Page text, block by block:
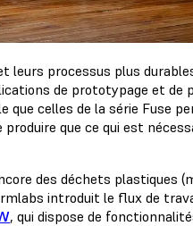
leurs processus plus
de prototypage et de
celles de la série Fuse
que ce qui est
des déchets plastiques
introduit le flux de
, qui dispose de